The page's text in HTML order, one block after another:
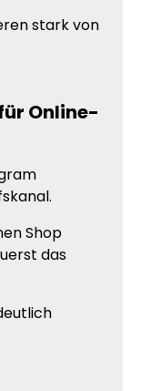
stark von
Online-
Shop
das